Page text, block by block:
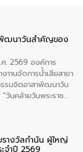
ฒนาวันสําคัญของ
. 2569 องค์การ
าานจัดการน้ำเสียสาขา
รมจิตอาสาพัฒนาวัน
วันคล้ายวันพระราช
เจ้าสิริกิติ์พระบรม
การจังหวัดมุกดาหาร
างวัลกำนัน ผู้ใหญ่
จำปี 2569